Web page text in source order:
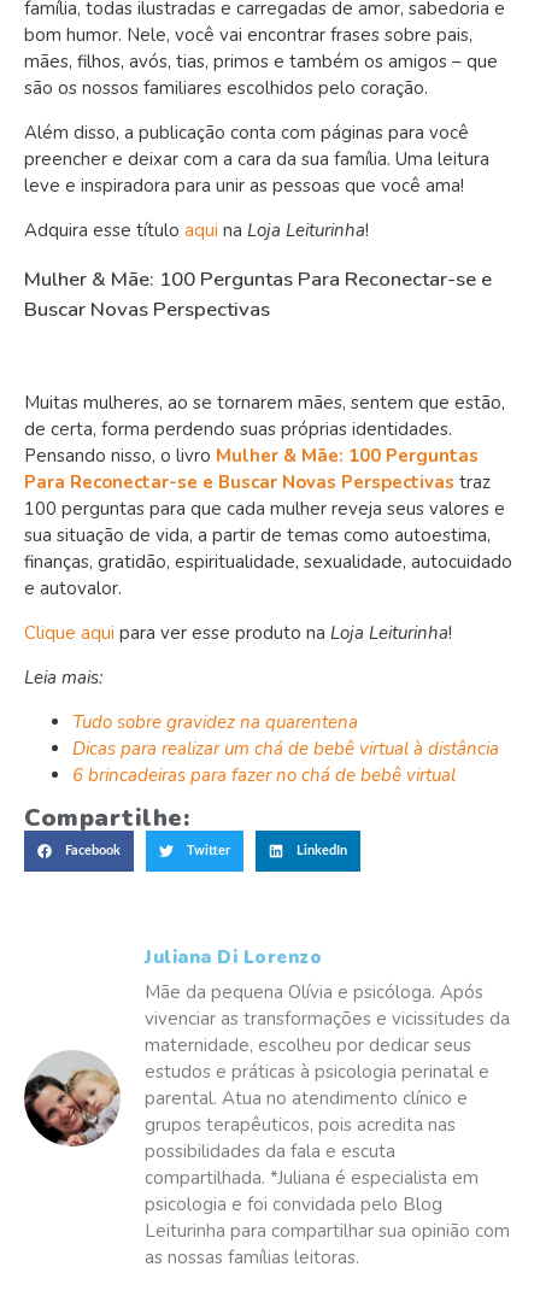
família, todas ilustradas e carregadas de amor, sabedoria e
bom humor. Nele, você vai encontrar frases sobre pais,
mães, filhos, avós, tias, primos e também os amigos – que
são os nossos familiares escolhidos pelo coração.
Além disso, a publicação conta com páginas para você
preencher e deixar com a cara da sua família. Uma leitura
leve e inspiradora para unir as pessoas que você ama!
Adquira esse título aqui na Loja Leiturinha!
Mulher & Mãe: 100 Perguntas Para Reconectar-se e
Buscar Novas Perspectivas
Muitas mulheres, ao se tornarem mães, sentem que estão,
de certa, forma perdendo suas próprias identidades.
Pensando nisso, o livro Mulher & Mãe: 100 Perguntas
Para Reconectar-se e Buscar Novas Perspectivas traz
100 perguntas para que cada mulher reveja seus valores e
sua situação de vida, a partir de temas como autoestima,
finanças, gratidão, espiritualidade, sexualidade, autocuidado
e autovalor.
Clique aqui para ver esse produto na Loja Leiturinha!
Leia mais:
Tudo sobre gravidez na quarentena
Dicas para realizar um chá de bebê virtual à distância
6 brincadeiras para fazer no chá de bebê virtual
Compartilhe:
Facebook Twitter LinkedIn
Juliana Di Lorenzo
Mãe da pequena Olívia e psicóloga. Após
vivenciar as transformações e vicissitudes da
maternidade, escolheu por dedicar seus
estudos e práticas à psicologia perinatal e
parental. Atua no atendimento clínico e
grupos terapêuticos, pois acredita nas
possibilidades da fala e escuta
compartilhada. *Juliana é especialista em
psicologia e foi convidada pelo Blog
Leiturinha para compartilhar sua opinião com
as nossas famílias leitoras.